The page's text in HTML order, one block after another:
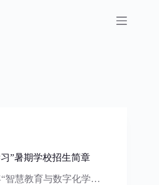
”暑期学校招生简章
“智慧教育与数字化学…